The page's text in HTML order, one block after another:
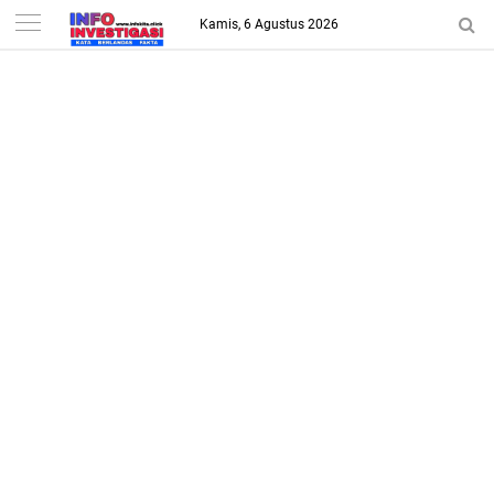
-->
Kamis, 6 Agustus 2026